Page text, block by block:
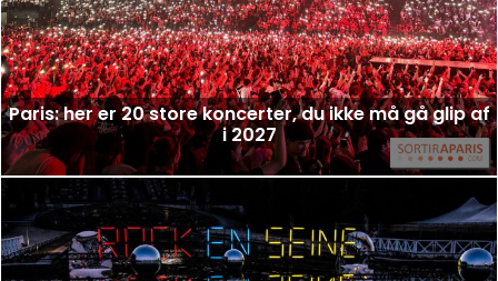
Paris: her er 20 store koncerter, du ikke må gå glip af
i 2027